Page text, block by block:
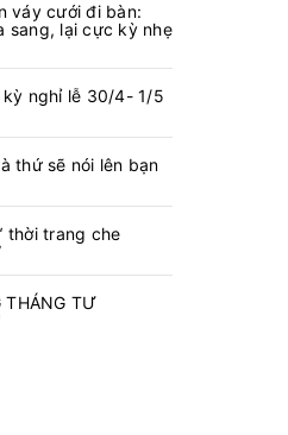
váy cưới đi bàn:
sang, lại cực kỳ nhẹ
nghỉ lễ 30/4- 1/5
thứ sẽ nói lên bạn
thời trang che
THÁNG TƯ